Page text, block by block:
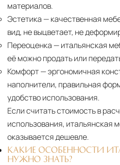
материалов.
Эстетика — качественная
вид, не выцветает, не
Переоценка — итальянская
её можно продать или
Комфорт— эргономичная
наполнители, правильная
удобство использования.
Если считать стоимость в
использования, итальянская
оказывается дешевле.
КАКИЕ ОСОБЕННОСТИ
НУЖНО ЗНАТЬ?